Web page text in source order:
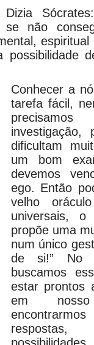
Dizia
não
possibilidade
Conhecer a
tarefa fácil,
investigação,
dificultam
um bom
devemos
ego. Então
velho
universais,
propõe uma
num único
de si!” No
buscamos
estar prontos
em